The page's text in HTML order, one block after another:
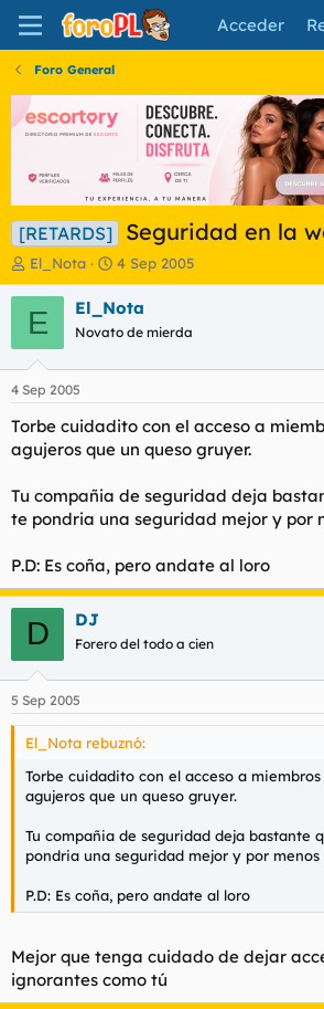
Acceder
Foro General
[RETARDS] Seguridad en la
I
n
i
c
a
o
r
e
e
a
El_Nota
F
e
c
a
i
n
c
o
4 Sep 2005
E El_Nota
Novato de mierda
4 Sep 2005
Torbe cuidadito con el acceso a
agujeros que un queso gruyer.
Tu compañia de seguridad deja
te pondria una seguridad mejor y por
P.D: Es coña, pero andate al loro
D DJ
Forero del todo a cien
5 Sep 2005
El_Nota rebuznó:
Torbe cuidadito con el acceso a
agujeros que un queso gruyer.
Tu compañia de seguridad deja bastante
pondria una seguridad mejor y por menos
P.D: Es coña, pero andate al loro
Mejor que tenga cuidado de dejar
ignorantes como tú